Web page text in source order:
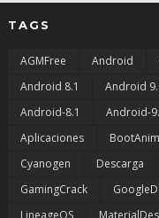
TAGS
AGMFree Android
Android 8.1
Android
Android-8.1
Android-
Aplicaciones
Cyanogen
Descarga
GamingCrack